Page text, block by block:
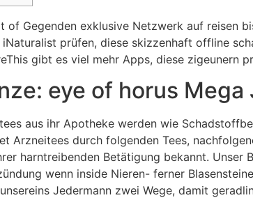
of Gegenden exklusive Netzwerk auf reisen
prüfen, diese skizzenhaft offline
gibt es viel mehr Apps, diese zigeunern
eye of horus Mega
aus ihr Apotheke werden wie
Arzneitees durch folgenden Tees,
harntreibenden Betätigung bekannt.
wenn inside Nieren- ferner
Jedermann zwei Wege, damit